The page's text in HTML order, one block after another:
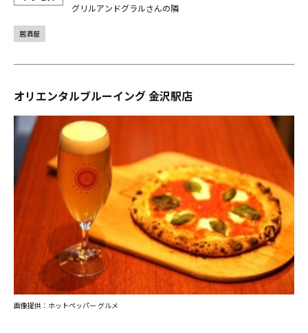
グリルアンドグラルさんの隣
居酒屋
オリエンタルブルーイング 金沢駅店
画像提供：ホットペッパー グルメ